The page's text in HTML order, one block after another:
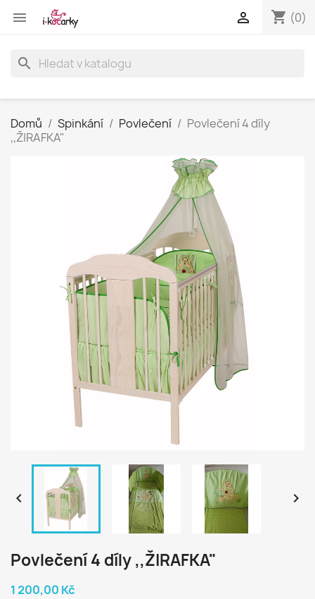
 shopping_cart (0)

search
Domů Spinkání Povlečení
Povlečení 4 díly
,,ŽIRAFKA"
 
Povlečení 4 díly ,,ŽIRAFKA"
1 200,00 Kč